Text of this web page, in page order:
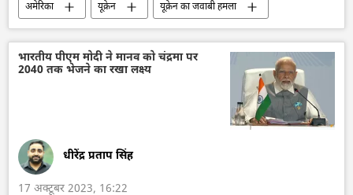
अमेरिका यूक्रेन
यूक्रेन का जवाबी हमला
विशेष सैन्य अभियान
सैन्य तकनीक
सैन्य सहायता
सैन्य तकनीकी सहयोग
इज़राइल
भारतीय पीएम मोदी ने मानव को चंद्रमा पर
2040 तक भेजने का रखा लक्ष्य
धीरेंद्र प्रताप सिंह
17 अक्टूबर 2023, 16:22